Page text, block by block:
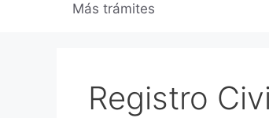
Más trámites
Registro